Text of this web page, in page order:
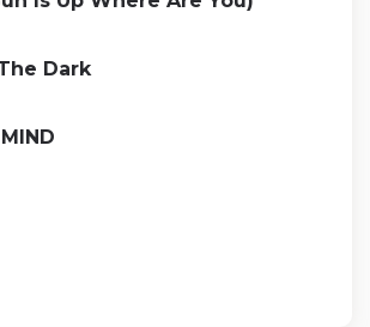
Dark